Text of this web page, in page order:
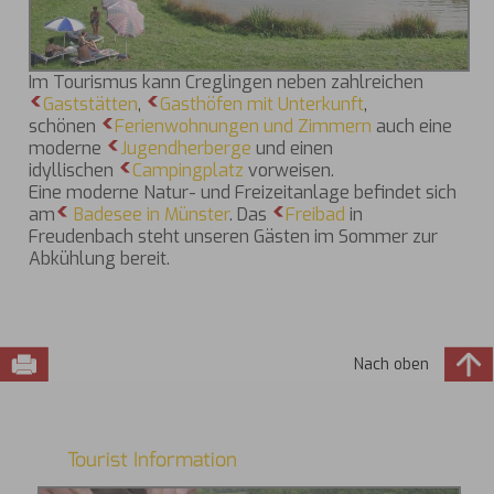
Im Tourismus kann Creglingen neben zahlreichen
Gaststätten, Gasthöfen mit Unterkunft,
schönen
Ferienwohnungen und Zimmern auch eine
moderne
Jugendherberge und einen
idyllischen
Campingplatz vorweisen.
Eine moderne Natur- und Freizeitanlage befindet sich
am
Badesee in Münster. Das Freibad in
Freudenbach steht unseren Gästen im Sommer zur
Abkühlung bereit.
Nach oben
Tourist Information